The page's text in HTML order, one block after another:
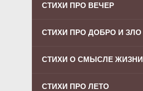
СТИХИ ПРО ВЕЧЕР
СТИХИ ПРО ДОБРО И ЗЛО
СТИХИ О СМЫСЛЕ ЖИЗНИ
СТИХИ ПРО ЛЕТО